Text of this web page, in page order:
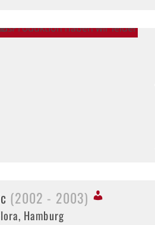
(2002 - 2003)
Hamburg